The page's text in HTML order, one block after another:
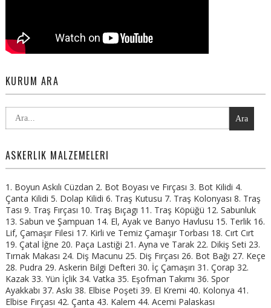
KURUM ARA
Ara
ASKERLIK MALZEMELERI
1. Boyun Askılı Cüzdan 2. Bot Boyası ve Fırçası 3. Bot Kilidi 4.
Çanta Kilidi 5. Dolap Kilidi 6. Traş Kutusu 7. Traş Kolonyası 8. Traş
Tası 9. Traş Fırçası 10. Traş Bıçagı 11. Traş Köpüğü 12. Sabunluk
13. Sabun ve Şampuan 14. El, Ayak ve Banyo Havlusu 15. Terlik 16.
Lif, Çamaşır Filesi 17. Kirli ve Temiz Çamaşır Torbası 18. Cırt Cırt
19. Çatal İğne 20. Paça Lastiği 21. Ayna ve Tarak 22. Dikiş Seti 23.
Tırnak Makası 24. Diş Macunu 25. Diş Fırçası 26. Bot Bağı 27. Keçe
28. Pudra 29. Askerin Bilgi Defteri 30. İç Çamaşırı 31. Çorap 32.
Kazak 33. Yün İçlik 34. Vatka 35. Eşofman Takımı 36. Spor
Ayakkabı 37. Askı 38. Elbise Poşeti 39. El Kremi 40. Kolonya 41.
Elbise Fırçası 42. Çanta 43. Kalem 44. Acemi Palaskası